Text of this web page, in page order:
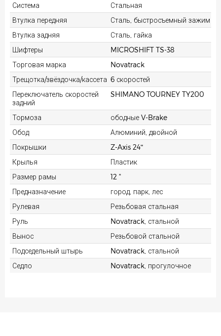
Система
Стальная
Втулка передняя
Сталь, быстросъемный зажим
Втулка задняя
Сталь, гайка
Шифтеры
MICROSHIFT TS-38
Торговая марка
Novatrack
Трещотка/звёздочка/кассета 6 скоростей
Переключатель скоростей
задний
SHIMANO TOURNEY TY200
Тормоза
ободные V-Brake
Обод
Алюминий, двойной
Покрышки
Z-Axis 24ʺ
Крылья
Пластик
Размер рамы
12 "
Предназначение
город, парк, лес
Рулевая
Резьбовая стальная
Руль
Novatrack, стальной
Вынос
Резьбовой стальной
Подседельный штырь
Novatrack, стальной
Седло
Novatrack, прогулочное